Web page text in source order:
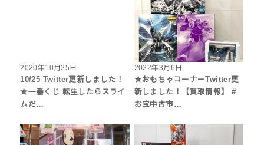
2020年10月25日
10/25 Twitter更新しました！
★一番くじ 転生したらスライ
ムだ…
2022年3月6日
★おもちゃコーナーTwitter更
新しました！【買取情報】 #
お宝中古市…